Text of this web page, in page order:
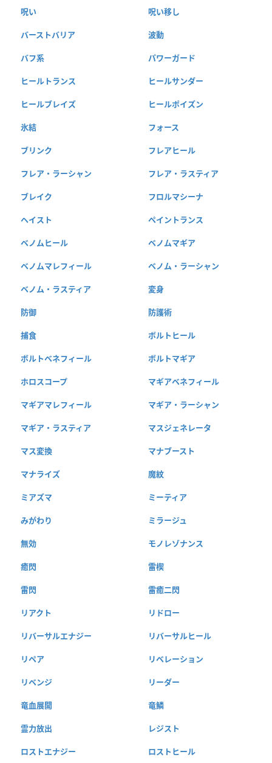
呪い 呪い移し
バーストバリア 波動
バフ系 パワーガード
ヒールトランス ヒールサンダー
ヒールブレイズ ヒールポイズン
氷結 フォース
ブリンク フレアヒール
フレア・ラーシャン フレア・ラスティア
ブレイク フロルマシーナ
ヘイスト ペイントランス
ベノムヒール ベノムマギア
ベノムマレフィール ベノム・ラーシャン
ベノム・ラスティア 変身
防御 防護術
捕食 ボルトヒール
ボルトベネフィール ボルトマギア
ホロスコープ マギアベネフィール
マギアマレフィール マギア・ラーシャン
マギア・ラスティア マスジェネレータ
マス変換 マナブースト
マナライズ 魔紋
ミアズマ ミーティア
みがわり ミラージュ
無効 モノレゾナンス
癒閃 雷楔
雷閃 雷癒二閃
リアクト リドロー
リバーサルエナジー リバーサルヒール
リペア リベレーション
リベンジ リーダー
竜血展開 竜鱗
霊力放出 レジスト
ロストエナジー ロストヒール